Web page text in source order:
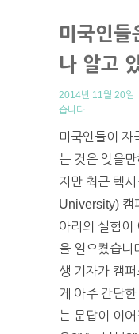
미국인들
나 알고
2014년 11월 20
습니다
미국인들이 자
는 것은 잊을
지만 최근 텍
University) 캠
아리의 실험이
을 일으켰습니
생 기자가 캠
게 아주 간단
는 문답이 이